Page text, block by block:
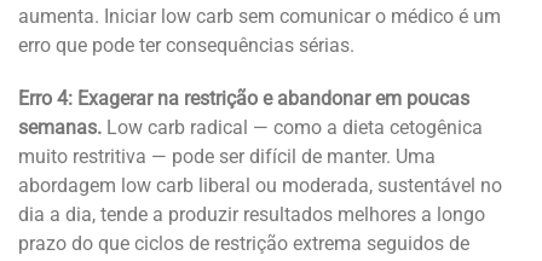
aumenta. Iniciar low carb sem comunicar o médico é um
erro que pode ter consequências sérias.
Erro 4: Exagerar na restrição e abandonar em poucas
semanas. Low carb radical — como a dieta cetogênica
muito restritiva — pode ser difícil de manter. Uma
abordagem low carb liberal ou moderada, sustentável no
dia a dia, tende a produzir resultados melhores a longo
prazo do que ciclos de restrição extrema seguidos de